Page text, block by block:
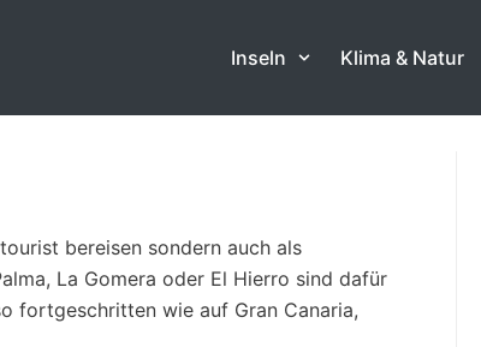
Inseln Klima & Natur
bereisen sondern auch als
La Gomera oder El Hierro sind dafür
fortgeschritten wie auf Gran Canaria,